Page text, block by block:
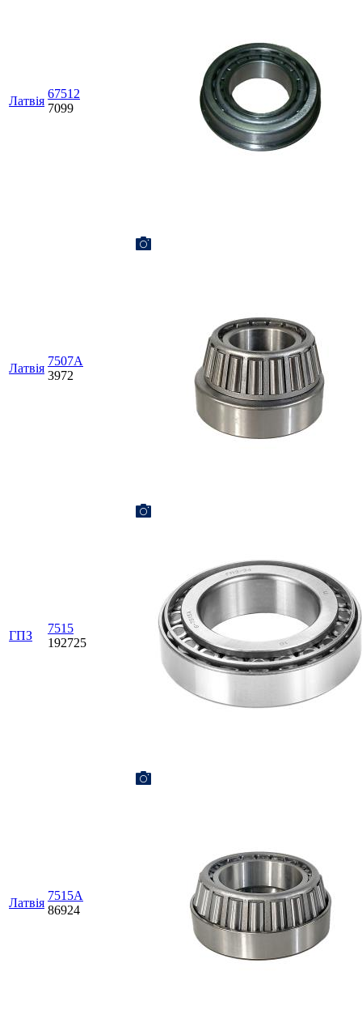
Латвія
67512
7099
Латвія
7507А
3972
ГПЗ
7515
192725
Латвія
7515А
86924